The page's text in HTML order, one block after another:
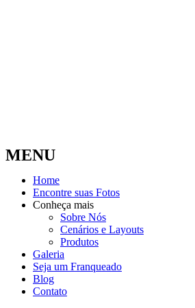
MENU
Home
Encontre suas Fotos
Conheça mais
Sobre Nós
Cenários e Layouts
Produtos
Galeria
Seja um Franqueado
Blog
Contato